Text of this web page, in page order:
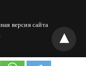
версия сайта